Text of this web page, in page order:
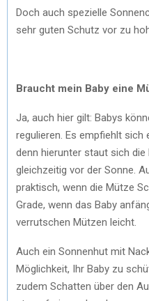
Doch auch spezielle
sehr guten Schutz vor zu
Braucht mein Baby eine
Ja, auch hier gilt: Babys
regulieren. Es empfiehlt sich
denn hierunter staut sich
gleichzeitig vor der Sonne.
praktisch, wenn die Mütze
Grade, wenn das Baby
verrutschen Mützen leicht.
Auch ein Sonnenhut mit
Möglichkeit, Ihr Baby zu
zudem Schatten über den